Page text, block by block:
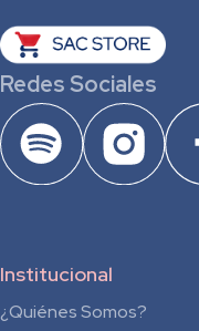
Redes Sociales
Institucional
¿Quiénes Somos?